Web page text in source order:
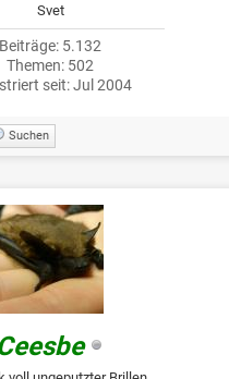
Svet
Beiträge: 5.132
Themen: 502
seit: Jul 2004
Suchen